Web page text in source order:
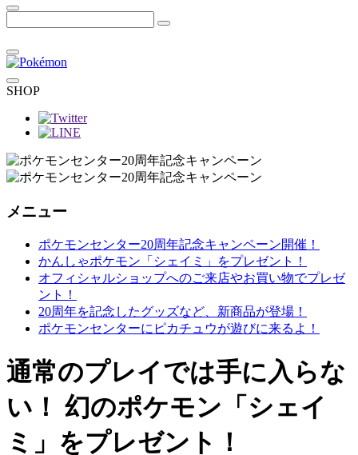
SHOP
メニュー
ポケモンセンター20周年記念キャンペーン開催！
かんしゃポケモン「シェイミ」をプレゼント！
オフィシャルショップへのご来店やお買い物でプレゼ
ント！
20周年を記念したグッズなど、新商品が登場！
ポケモンセンターにピカチュウが遊びに来るよ！
通常のプレイでは手に入らな
い！ 幻のポケモン「シェイ
ミ」をプレゼント！